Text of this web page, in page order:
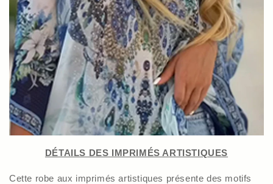
DÉTAILS DES IMPRIMÉS ARTISTIQUES
Cette robe aux imprimés artistiques présente des motifs